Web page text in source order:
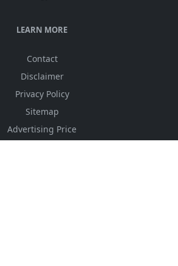
LEARN MORE
Contact
Disclaimer
Privacy Policy
Sitemap
Advertising Price